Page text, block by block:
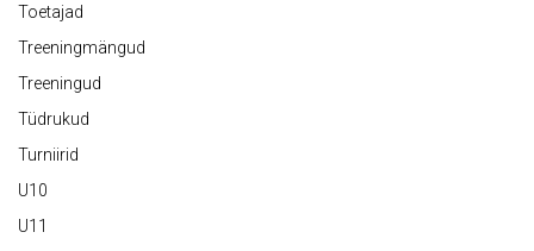
Toetajad
Treeningmängud
Treeningud
Tüdrukud
Turniirid
U10
U11